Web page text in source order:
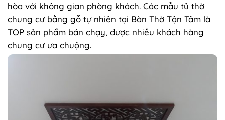
hòa với không gian phòng khách. Các mẫu tủ thờ
chung cư bằng gỗ tự nhiên tại Bàn Thờ Tận Tâm là
TOP sản phẩm bán chạy, được nhiều khách hàng
chung cư ưa chuộng.